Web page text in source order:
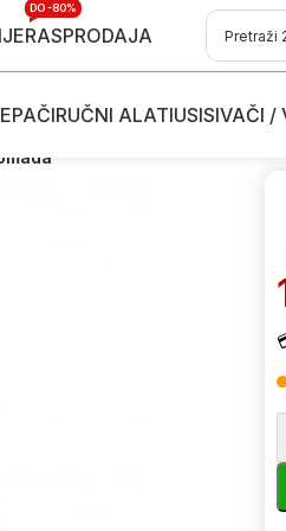
RASPRODAJA
DO -80%
RUČNI ALATIUSISIVAČI /
kose Dodaci i potrošni